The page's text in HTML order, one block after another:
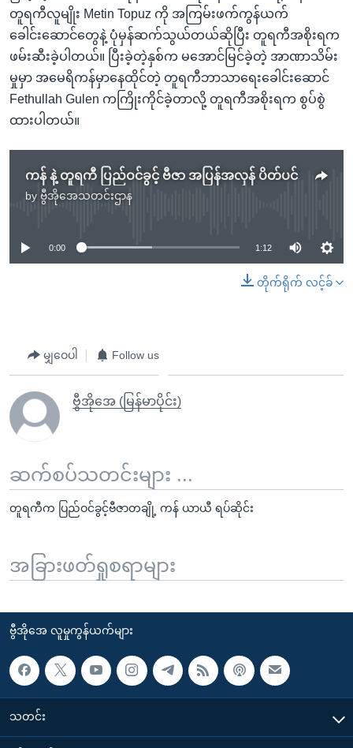
တူရကီလူမျိုး Metin Topuz ကို အကြမ်းဖက်ကွန်ယက်
ခေါင်းဆောင်တွေနဲ့ ပုံမှန်ဆက်သွယ်တယ်ဆိုပြီး တူရကီအစိုးရက
ဖမ်းဆီးခဲ့ပါတယ်။ ပြီးခဲ့တဲ့နှစ်က မအောင်မြင်ခဲ့တဲ့ အာဏာသိမ်း
မှုမှာ အမေရိကန်မှာနေထိုင်တဲ့ တူရကီဘာသာရေးခေါင်းဆောင်
Fethullah Gulen ကကြိုးကိုင်ခဲ့တာလို့ တူရကီအစိုးရက စွပ်စွဲ
ထားပါတယ်။
ကန် နဲ့ တူရကီ ပြည်ဝင်ခွင့် ဗီဇာ အပြန်အလှန် ပိတ်ပင်
by ဗွီအိုအေသတင်းဌာန
No media source currently available
0:00 1:12
တိုက်ရိုက် လင့်ခ်
မျှဝေပါ Follow us
ဗွီအိုအေ (မြန်မာပိုင်း)
ဆက်စပ်သတင်းများ ...
တူရကီက ပြည်ဝင်ခွင့်ဗီဇာတချို့ ကန် ယာယီ ရပ်ဆိုင်း
အခြားဖတ်ရှုစရာများ
ဗွီအိုအေ လူမှုကွန်ယက်များ
သတင်း